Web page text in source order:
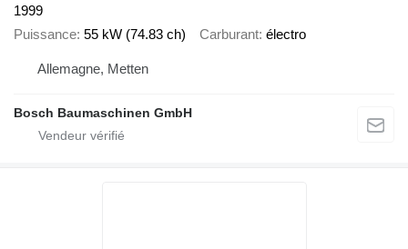
1999
Puissance 55 kW (74.83 ch) Carburant électro
Allemagne, Metten
Bosch Baumaschinen GmbH